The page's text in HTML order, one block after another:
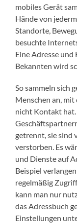
mobiles Gerät
Hände von
Standorte,
besuchte
Eine Adresse
Bekannten wird
So sammeln sich
Menschen an, mit
nicht Kontakt hat.
getrennt, sie sind
verstorben. Es
und Dienste auf
Beispiel
regelmäßig
kann man nur
das Adressbuch
Einstellungen